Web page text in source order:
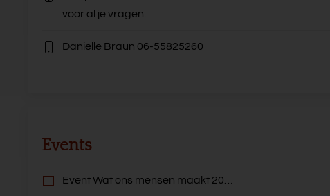
voor al je vragen.
Danielle Braun 06-55825260
Events
Event Wat ons mensen maakt 20…